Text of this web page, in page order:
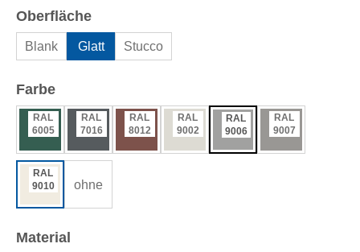
Oberflächeauswählen
Blank Glatt Stucco
Farbeauswählen
RAL
6005
RAL
7016
RAL
8012
RAL
9002
RAL
9006
RAL
9007
RAL
9010
ohne
Material